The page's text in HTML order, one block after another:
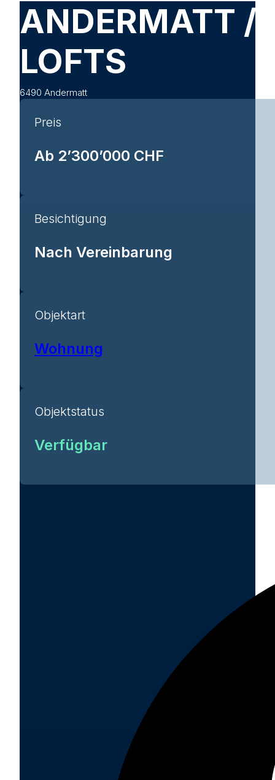
ANDERMATT /
LOFTS
6490 Andermatt
Preis
Ab 2’300’000 CHF
Besichtigung
Nach Vereinbarung
Objektart
Wohnung
Objektstatus
Verfügbar